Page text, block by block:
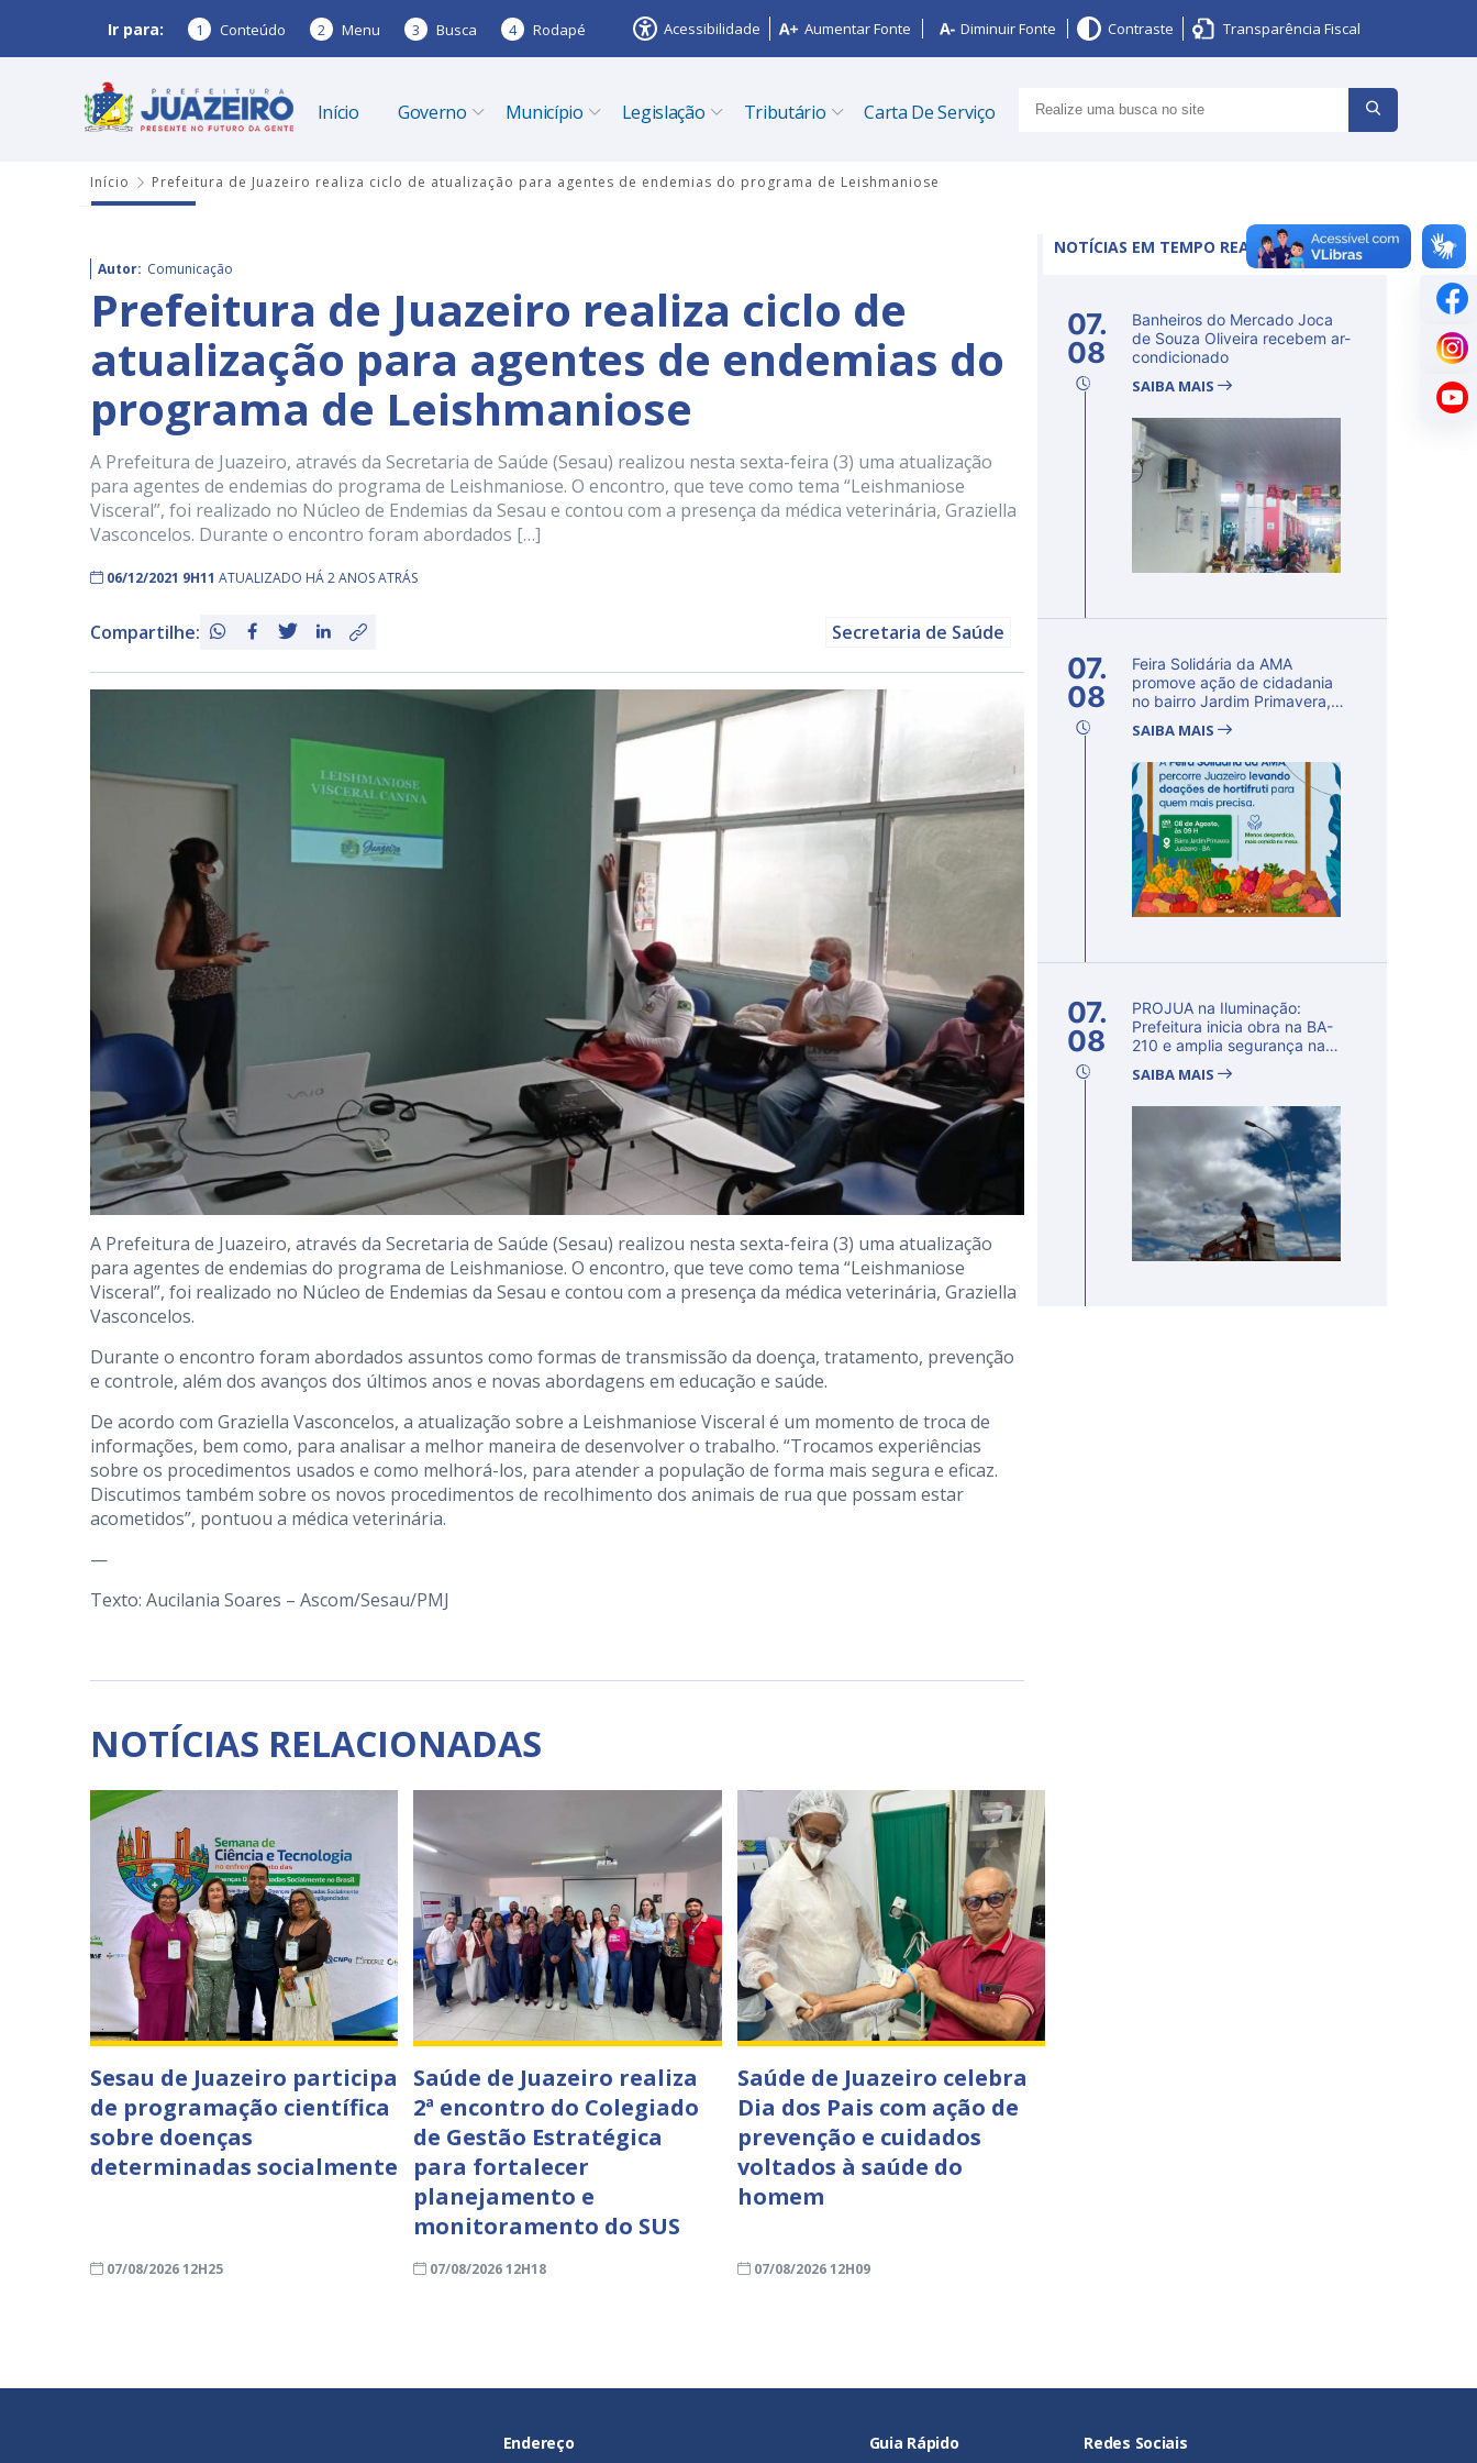
Ir para: 1 Conteúdo 2 Menu 3 Busca 4 Rodapé Acessibilidade Aumentar Fonte Diminuir Fonte Contraste Transparência Fiscal
Início Governo Município Legislação Tributário Carta De Serviço
Início Prefeitura de Juazeiro realiza ciclo de atualização para agentes de endemias do programa de Leishmaniose
Autor: Comunicação
Prefeitura de Juazeiro realiza ciclo de
atualização para agentes de endemias do
programa de Leishmaniose
A Prefeitura de Juazeiro, através da Secretaria de Saúde (Sesau) realizou nesta sexta-feira (3) uma atualização
para agentes de endemias do programa de Leishmaniose. O encontro, que teve como tema “Leishmaniose
Visceral”, foi realizado no Núcleo de Endemias da Sesau e contou com a presença da médica veterinária, Graziella
Vasconcelos. Durante o encontro foram abordados […]
06/12/2021 9H11 ATUALIZADO HÁ 2 ANOS ATRÁS
Compartilhe: Secretaria de Saúde
A Prefeitura de Juazeiro, através da Secretaria de Saúde (Sesau) realizou nesta sexta-feira (3) uma atualização
para agentes de endemias do programa de Leishmaniose. O encontro, que teve como tema “Leishmaniose
Visceral”, foi realizado no Núcleo de Endemias da Sesau e contou com a presença da médica veterinária, Graziella
Vasconcelos.
Durante o encontro foram abordados assuntos como formas de transmissão da doença, tratamento, prevenção
e controle, além dos avanços dos últimos anos e novas abordagens em educação e saúde.
De acordo com Graziella Vasconcelos, a atualização sobre a Leishmaniose Visceral é um momento de troca de
informações, bem como, para analisar a melhor maneira de desenvolver o trabalho. “Trocamos experiências
sobre os procedimentos usados e como melhorá-los, para atender a população de forma mais segura e eficaz.
Discutimos também sobre os novos procedimentos de recolhimento dos animais de rua que possam estar
acometidos”, pontuou a médica veterinária.
—
Texto: Aucilania Soares – Ascom/Sesau/PMJ
NOTÍCIAS RELACIONADAS
Sesau de Juazeiro participa
de programação científica
sobre doenças
determinadas socialmente
07/08/2026 12H25
Saúde de Juazeiro realiza
2ª encontro do Colegiado
de Gestão Estratégica
para fortalecer
planejamento e
monitoramento do SUS
07/08/2026 12H18
Saúde de Juazeiro celebra
Dia dos Pais com ação de
prevenção e cuidados
voltados à saúde do
homem
07/08/2026 12H09
NOTÍCIAS EM TEMPO REAL
07.
08
Banheiros do Mercado Joca
de Souza Oliveira recebem ar-
condicionado
SAIBA MAIS
07.
08
Feira Solidária da AMA
promove ação de cidadania
no bairro Jardim Primavera,
SAIBA MAIS
07.
08
PROJUA na Iluminação:
Prefeitura inicia obra na BA-
210 e amplia segurança na
SAIBA MAIS
Endereço Guia Rápido Redes Sociais